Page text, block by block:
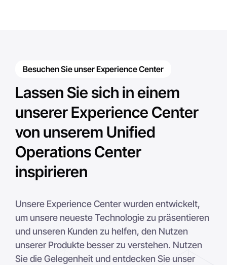
Besuchen Sie unser Experience Center
Lassen Sie sich in einem
unserer Experience Center
von unserem Unified
Operations Center
inspirieren
Unsere Experience Center wurden entwickelt,
um unsere neueste Technologie zu präsentieren
und unseren Kunden zu helfen, den Nutzen
unserer Produkte besser zu verstehen. Nutzen
Sie die Gelegenheit und entdecken Sie unser